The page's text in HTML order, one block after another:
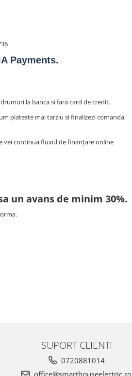
Payments.
la banca si fara card de credit.
plateste mai tarziu si finalizezi comanda
vei continua fluxul de finanțare online
un avans de minim 30%.
SUPORT CLIENTI
0720881014
office@smarthouseelectric.ro